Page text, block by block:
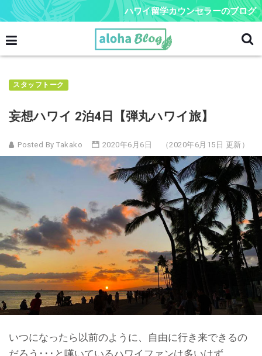
ハワイ留学カウンセラーのブログ
スタッフトーク
妄想ハワイ 2泊4日【弾丸ハワイ旅】
Posted By Takako 2020年6月6日 （2020年6月15日 更新）
いつになったら以前のように、自由に行き来できるの
だろう･･･と嘆いているハワイファンは多いはず。